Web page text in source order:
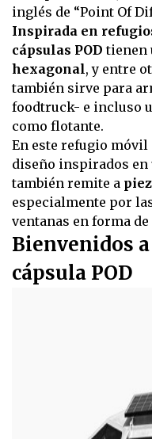
inglés de “Point Of
Inspirada en
cápsulas POD tienen
hexagonal, y entre
también sirve para
foodtruck- e incluso
como flotante.
En este refugio móvil
diseño inspirados en
también remite a
especialmente por
ventanas en forma de
Bienvenidos
cápsula POD